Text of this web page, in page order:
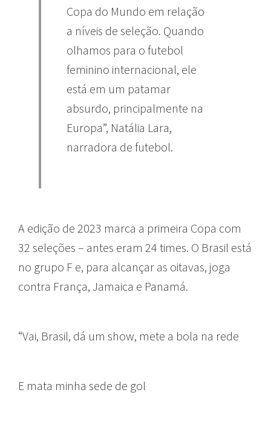
Copa do Mundo em relação
a níveis de seleção. Quando
olhamos para o futebol
feminino internacional, ele
está em um patamar
absurdo, principalmente na
Europa”, Natália Lara,
narradora de futebol.
A edição de 2023 marca a primeira Copa com
32 seleções – antes eram 24 times. O Brasil está
no grupo F e, para alcançar as oitavas, joga
contra França, Jamaica e Panamá.
“Vai, Brasil, dá um show, mete a bola na rede
E mata minha sede de gol